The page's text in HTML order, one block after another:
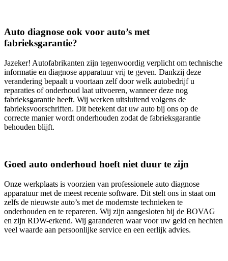
Auto diagnose ook voor auto’s met
fabrieksgarantie?
Jazeker! Autofabrikanten zijn tegenwoordig verplicht om technische
informatie en diagnose apparatuur vrij te geven. Dankzij deze
verandering bepaalt u voortaan zelf door welk autobedrijf u
reparaties of onderhoud laat uitvoeren, wanneer deze nog
fabrieksgarantie heeft. Wij werken uitsluitend volgens de
fabrieksvoorschriften. Dit betekent dat uw auto bij ons op de
correcte manier wordt onderhouden zodat de fabrieksgarantie
behouden blijft.
Goed auto onderhoud hoeft niet duur te zijn
Onze werkplaats is voorzien van professionele auto diagnose
apparatuur met de meest recente software. Dit stelt ons in staat om
zelfs de nieuwste auto’s met de modernste technieken te
onderhouden en te repareren. Wij zijn aangesloten bij de BOVAG
en zijn RDW-erkend. Wij garanderen waar voor uw geld en hechten
veel waarde aan persoonlijke service en een eerlijk advies.